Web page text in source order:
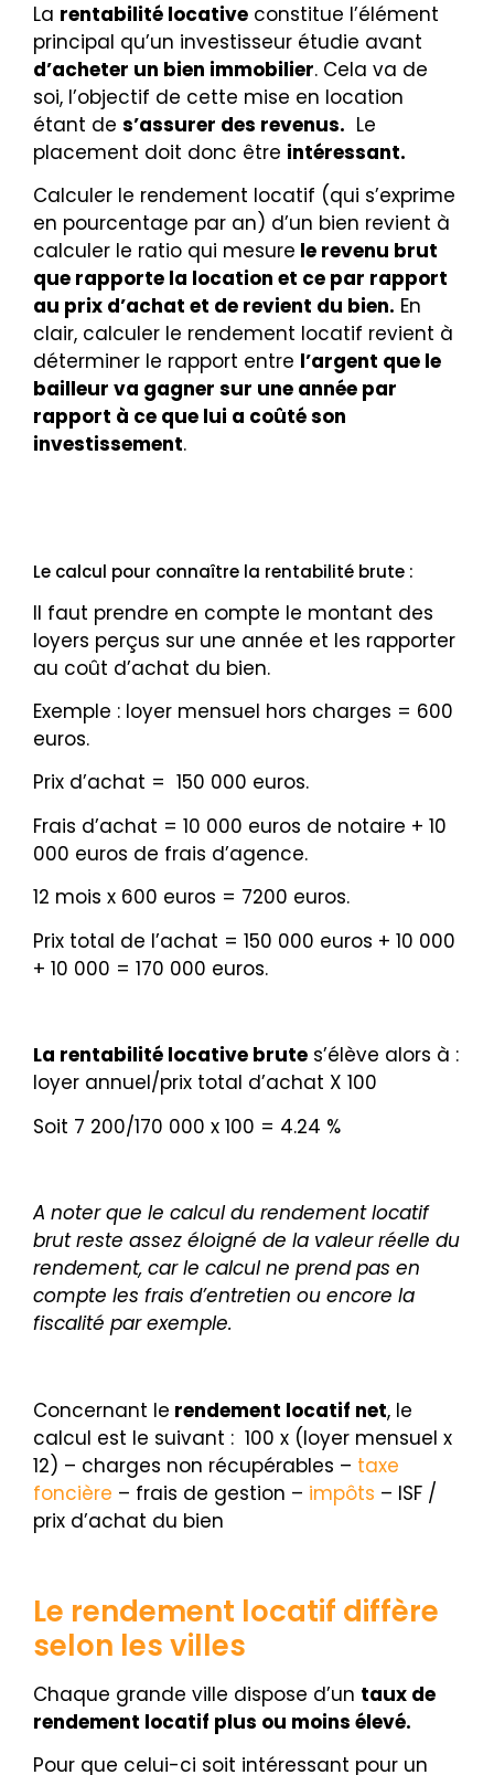
La rentabilité locative constitue l’élément
principal qu’un investisseur étudie avant
d’acheter un bien immobilier. Cela va de
soi, l’objectif de cette mise en location
étant de s’assurer des revenus. Le
placement doit donc être intéressant.
Calculer le rendement locatif (qui s’exprime
en pourcentage par an) d’un bien revient à
calculer le ratio qui mesure le revenu brut
que rapporte la location et ce par rapport
au prix d’achat et de revient du bien. En
clair, calculer le rendement locatif revient à
déterminer le rapport entre l’argent que le
bailleur va gagner sur une année par
rapport à ce que lui a coûté son
investissement.
Le calcul pour connaître la rentabilité brute :
Il faut prendre en compte le montant des
loyers perçus sur une année et les rapporter
au coût d’achat du bien.
Exemple : loyer mensuel hors charges = 600
euros.
Prix d’achat = 150 000 euros.
Frais d’achat = 10 000 euros de notaire + 10
000 euros de frais d’agence.
12 mois x 600 euros = 7200 euros.
Prix total de l’achat = 150 000 euros + 10 000
+ 10 000 = 170 000 euros.
La rentabilité locative brute s’élève alors à :
loyer annuel/prix total d’achat X 100
Soit 7 200/170 000 x 100 = 4.24 %
A noter que le calcul du rendement locatif
brut reste assez éloigné de la valeur réelle du
rendement, car le calcul ne prend pas en
compte les frais d’entretien ou encore la
fiscalité par exemple.
Concernant le rendement locatif net, le
calcul est le suivant : 100 x (loyer mensuel x
12) – charges non récupérables – taxe
foncière – frais de gestion – impôts – ISF /
prix d’achat du bien
Le rendement locatif diffère
selon les villes
Chaque grande ville dispose d’un taux de
rendement locatif plus ou moins élevé.
Pour que celui-ci soit intéressant pour un